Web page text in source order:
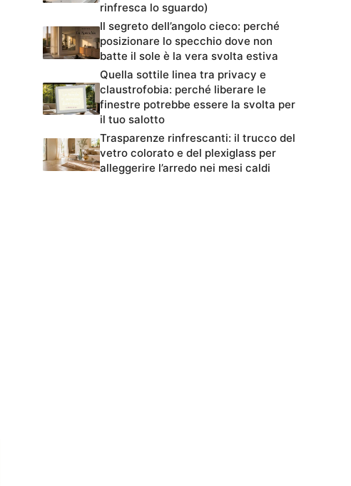
rinfresca lo sguardo)
Il segreto dell’angolo cieco: perché
posizionare lo specchio dove non
batte il sole è la vera svolta estiva
Quella sottile linea tra privacy e
claustrofobia: perché liberare le
finestre potrebbe essere la svolta per
il tuo salotto
Trasparenze rinfrescanti: il trucco del
vetro colorato e del plexiglass per
alleggerire l’arredo nei mesi caldi